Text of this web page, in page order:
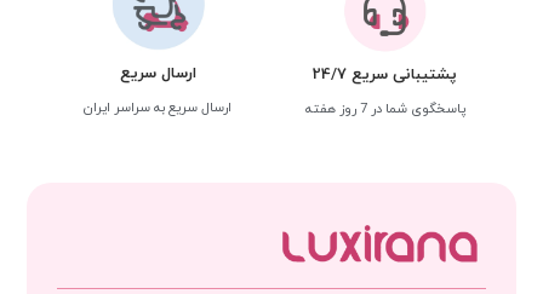
پشتیبانی سریع 24/7
پاسخگوی شما در 7 روز هفته
ارسال سریع
ارسال سریع به سراسر ایران